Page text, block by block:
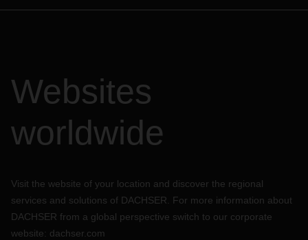
Websites
worldwide
Visit the website of your location and discover the regional
services and solutions of DACHSER. For more information about
DACHSER from a global perspective switch to our corporate
website: dachser.com